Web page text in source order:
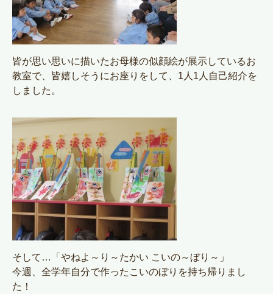
皆が思い思いに描いたお母様の似顔絵が展示しているお
教室で、皆嬉しそうにお座りをして、1人1人自己紹介を
しました。
そして…「やねよ～り～たかい こいの～ぼり～」
今週、全学年自分で作ったこいのぼりを持ち帰りまし
た！